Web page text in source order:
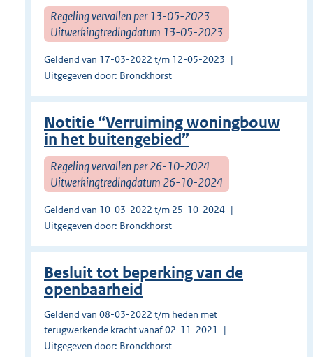
Regeling vervallen per 13-05-2023
Uitwerkingtredingdatum 13-05-2023
Geldend van 17-03-2022 t/m 12-05-2023
Uitgegeven door: Bronckhorst
Notitie “Verruiming woningbouw
in het buitengebied”
Regeling vervallen per 26-10-2024
Uitwerkingtredingdatum 26-10-2024
Geldend van 10-03-2022 t/m 25-10-2024
Uitgegeven door: Bronckhorst
Besluit tot beperking van de
openbaarheid
Geldend van 08-03-2022 t/m heden met
terugwerkende kracht vanaf 02-11-2021
Uitgegeven door: Bronckhorst